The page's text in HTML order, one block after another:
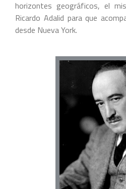
horizontes geográficos, el
Ricardo Adalid para que
desde Nueva York.